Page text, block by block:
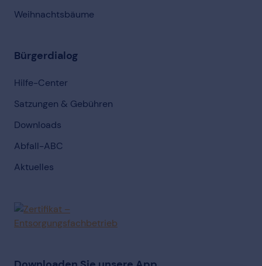
Weihnachtsbäume
Bürgerdialog
Hilfe-Center
Satzungen & Gebühren
Downloads
Abfall-ABC
Aktuelles